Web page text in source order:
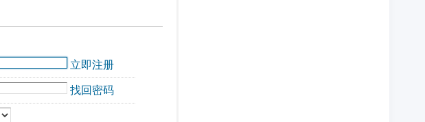
立即注册
找回密码